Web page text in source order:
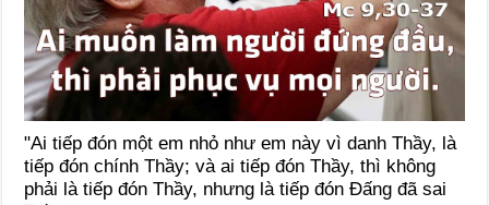
"Ai tiếp đón một em nhỏ như em này vì danh Thầy, là
tiếp đón chính Thầy; và ai tiếp đón Thầy, thì không
phải là tiếp đón Thầy, nhưng là tiếp đón Đấng đã sai